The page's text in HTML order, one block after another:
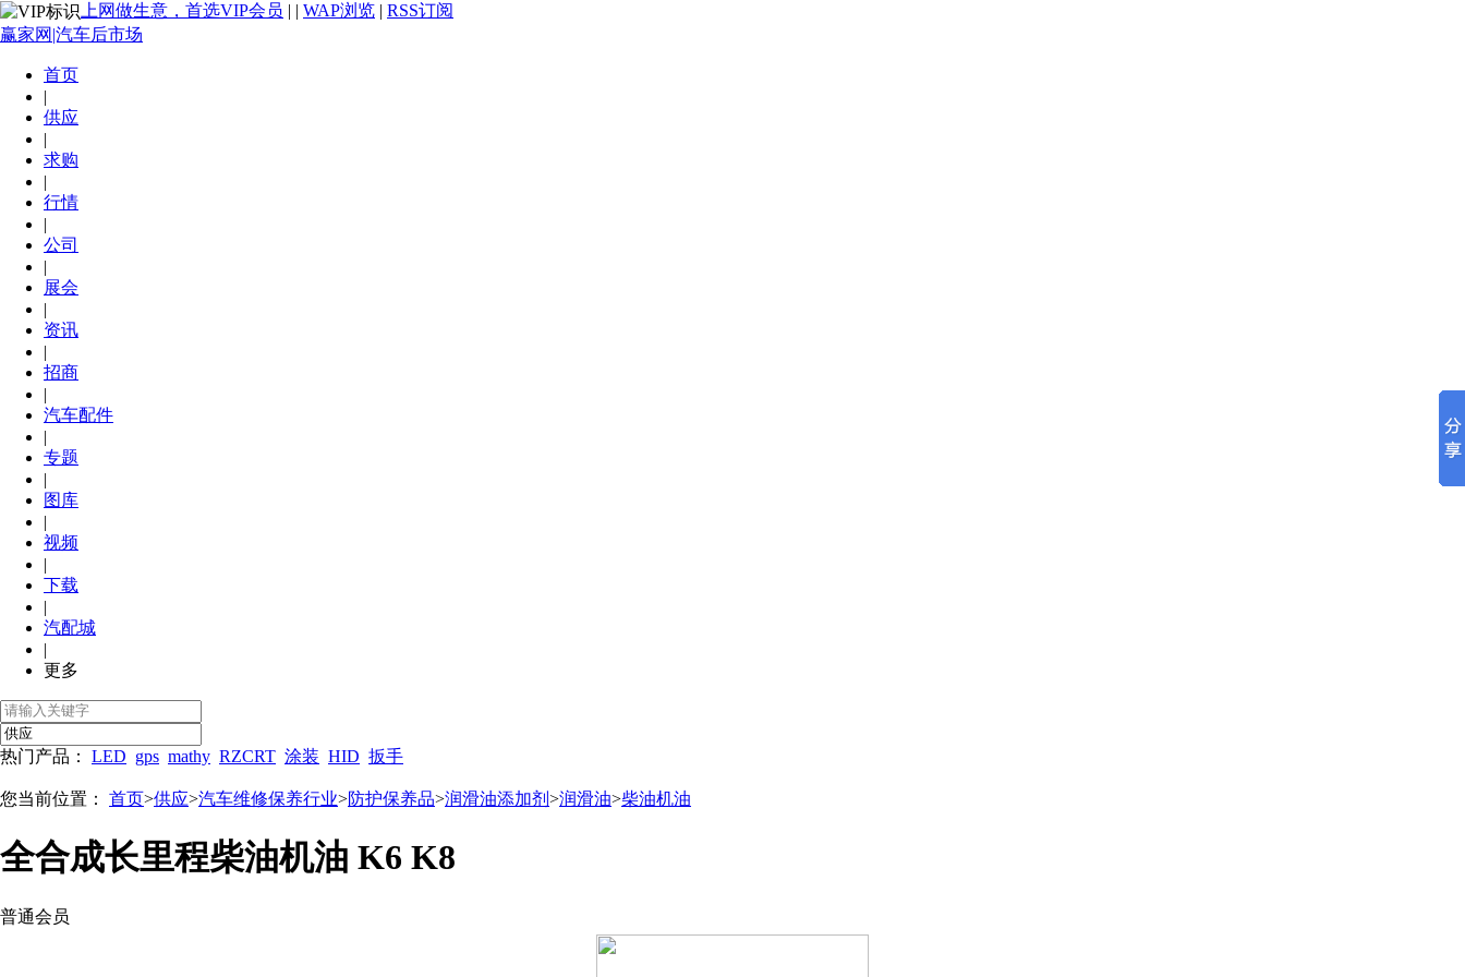
上网做生意，首选VIP会员 | | WAP浏览 | RSS订阅
赢家网|汽车后市场
首页
|
供应
|
求购
|
行情
|
公司
|
展会
|
资讯
|
招商
|
汽车配件
|
专题
|
图库
|
视频
|
下载
|
汽配城
|
更多
热门产品： LED gps mathy RZCRT 涂装 HID 扳手
您当前位置： 首页>供应>汽车维修保养行业>防护保养品>润滑油添加剂 >润滑油>柴油机油
全合成长里程柴油机油 K6 K8
普通会员